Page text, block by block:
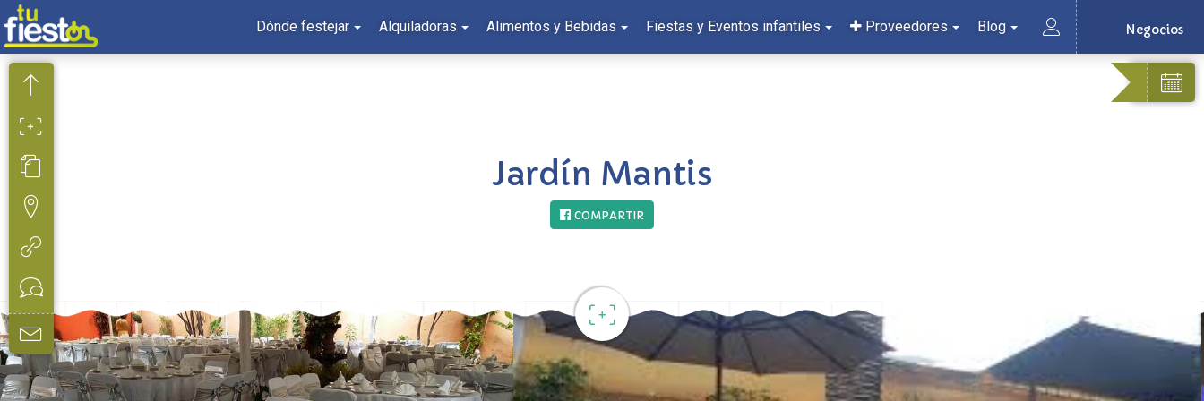
Negocios
Dónde festejar Alquiladoras Alimentos y Bebidas Fiestas y Eventos infantiles Proveedores Blog
Jardín Mantis
COMPARTIR